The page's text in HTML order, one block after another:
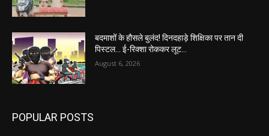
बदमाशों के हौसले बुलंद! दिनदहाड़े शिक्षिका पर तान दी
पिस्टल… ई-रिक्शा रोककर लूट…
August 6, 2026
POPULAR POSTS